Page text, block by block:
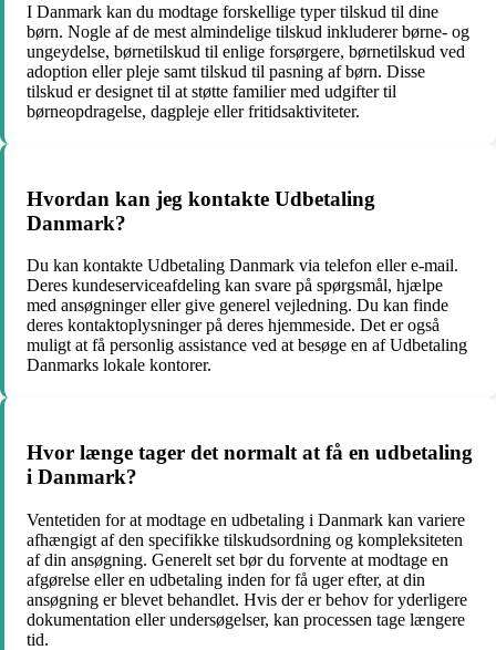
I Danmark kan du modtage forskellige typer tilskud til dine
børn. Nogle af de mest almindelige tilskud inkluderer børne- og
ungeydelse, børnetilskud til enlige forsørgere, børnetilskud ved
adoption eller pleje samt tilskud til pasning af børn. Disse
tilskud er designet til at støtte familier med udgifter til
børneopdragelse, dagpleje eller fritidsaktiviteter.
Hvordan kan jeg kontakte Udbetaling
Danmark?
Du kan kontakte Udbetaling Danmark via telefon eller e-mail.
Deres kundeserviceafdeling kan svare på spørgsmål, hjælpe
med ansøgninger eller give generel vejledning. Du kan finde
deres kontaktoplysninger på deres hjemmeside. Det er også
muligt at få personlig assistance ved at besøge en af Udbetaling
Danmarks lokale kontorer.
Hvor længe tager det normalt at få en udbetaling
i Danmark?
Ventetiden for at modtage en udbetaling i Danmark kan variere
afhængigt af den specifikke tilskudsordning og kompleksiteten
af din ansøgning. Generelt set bør du forvente at modtage en
afgørelse eller en udbetaling inden for få uger efter, at din
ansøgning er blevet behandlet. Hvis der er behov for yderligere
dokumentation eller undersøgelser, kan processen tage længere
tid.